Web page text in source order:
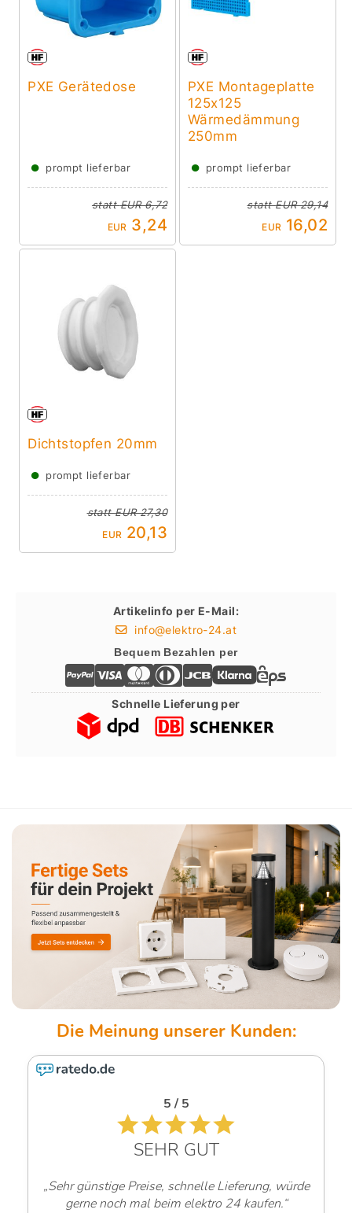
PXE Gerätedose
● prompt lieferbar
stattEUR 6,72
EUR 3,24
PXE Montageplatte
125x125
Wärmedämmung
250mm
● prompt lieferbar
stattEUR 29,14
EUR 16,02
Dichtstopfen 20mm
● prompt lieferbar
stattEUR 27,30
EUR 20,13
Artikelinfo per E-Mail:
info@elektro-24.at
Bequem Bezahlen per
Schnelle Lieferung per
5 / 5
SEHR GUT
„Sehr günstige Preise, schnelle Lieferung, würde
gerne noch mal beim elektro 24 kaufen.“